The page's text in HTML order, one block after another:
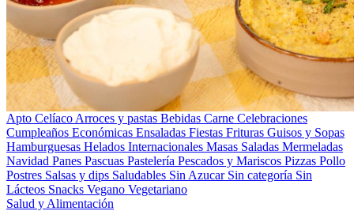
Apto Celíaco Arroces y pastas Bebidas Carne Celebraciones
Cumpleaños Económicas Ensaladas Fiestas Frituras Guisos y Sopas
Hamburguesas Helados Internacionales Masas Saladas Mermeladas
Navidad Panes Pascuas Pastelería Pescados y Mariscos Pizzas Pollo
Postres Salsas y dips Saludables Sin Azucar Sin categoría Sin
Lácteos Snacks Vegano Vegetariano
Salud y Alimentación